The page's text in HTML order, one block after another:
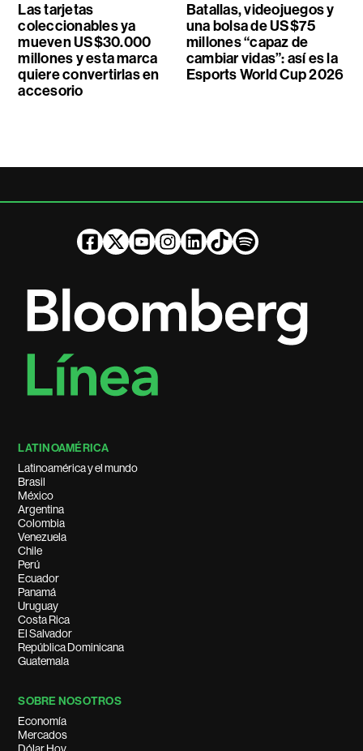
Las tarjetas
coleccionables ya
mueven US$30.000
millones y esta marca
quiere convertirlas en
accesorio
Batallas, videojuegos y
una bolsa de US$75
millones “capaz de
cambiar vidas”: así es la
Esports World Cup 2026
LATINOAMÉRICA
Latinoamérica y el mundo
Brasil
México
Argentina
Colombia
Venezuela
Chile
Perú
Ecuador
Panamá
Uruguay
Costa Rica
El Salvador
República Dominicana
Guatemala
SOBRE NOSOTROS
Economía
Mercados